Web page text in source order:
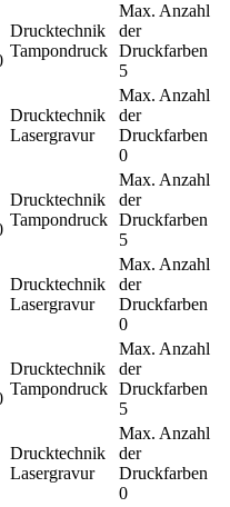
Drucktechnik
Tampondruck
Max. Anzahl
der
Druckfarben
5
Drucktechnik
Lasergravur
Max. Anzahl
der
Druckfarben
0
Drucktechnik
Tampondruck
Max. Anzahl
der
Druckfarben
5
Drucktechnik
Lasergravur
Max. Anzahl
der
Druckfarben
0
Drucktechnik
Tampondruck
Max. Anzahl
der
Druckfarben
5
Drucktechnik
Lasergravur
Max. Anzahl
der
Druckfarben
0